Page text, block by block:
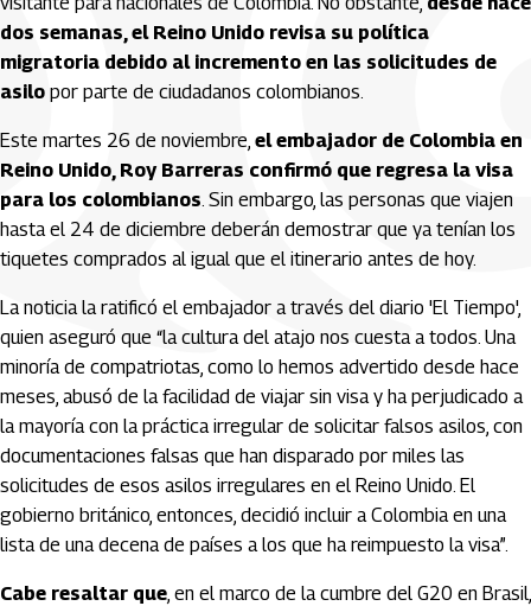
dos semanas, el Reino Unido revisa su política
migratoria debido al incremento en las solicitudes de
asilo por parte de ciudadanos colombianos.
Este martes 26 de noviembre, el embajador de Colombia en
Reino Unido, Roy Barreras confirmó que regresa la visa
para los colombianos. Sin embargo, las personas que viajen
hasta el 24 de diciembre deberán demostrar que ya tenían los
tiquetes comprados al igual que el itinerario antes de hoy.
La noticia la ratificó el embajador a través del diario 'El Tiempo',
quien aseguró que “la cultura del atajo nos cuesta a todos. Una
minoría de compatriotas, como lo hemos advertido desde hace
meses, abusó de la facilidad de viajar sin visa y ha perjudicado a
la mayoría con la práctica irregular de solicitar falsos asilos, con
documentaciones falsas que han disparado por miles las
solicitudes de esos asilos irregulares en el Reino Unido. El
gobierno británico, entonces, decidió incluir a Colombia en una
lista de una decena de países a los que ha reimpuesto la visa”.
Cabe resaltar que, en el marco de la cumbre del G20 en Brasil,